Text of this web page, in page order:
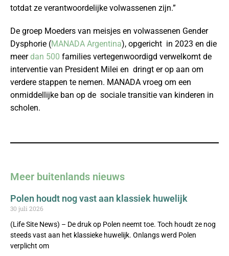
totdat ze verantwoordelijke volwassenen zijn.”
De groep Moeders van meisjes en volwassenen Gender
Dysphorie (MANADA Argentina), opgericht in 2023 en die
meerdan 500 families vertegenwoordigd verwelkomt de
interventie van President Milei en dringt er op aan om
verdere stappen te nemen. MANADA vroeg om een
onmiddellijke ban op de sociale transitie van kinderen in
scholen.
Meer buitenlands nieuws
Polen houdt nog vast aan klassiek huwelijk
30 juli 2026
(Life Site News) – De druk op Polen neemt toe. Toch houdt ze nog
steeds vast aan het klassieke huwelijk. Onlangs werd Polen
verplicht om